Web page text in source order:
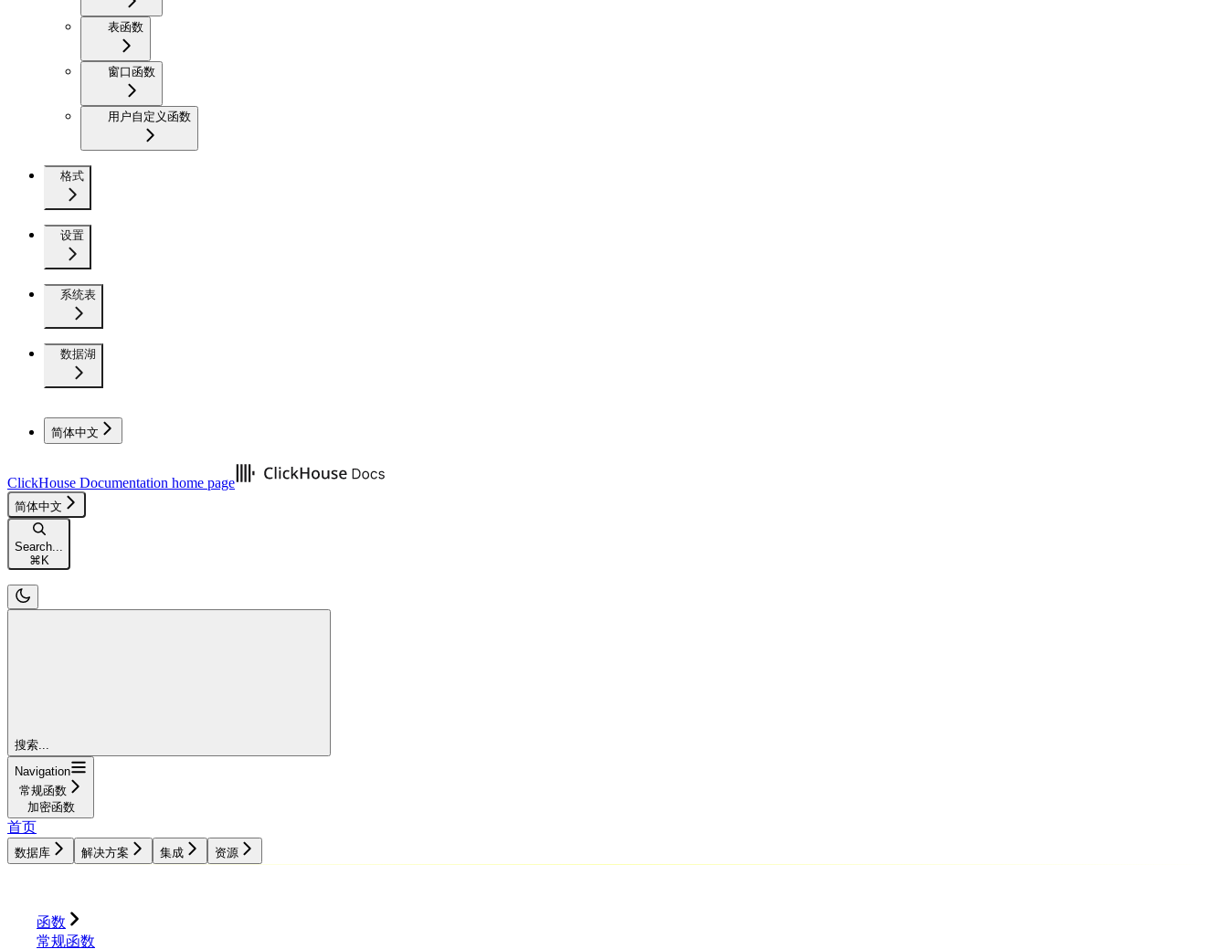
表函数
窗口函数
用户自定义函数
格式
设置
系统表
数据湖
简体中文
ClickHouse Documentation home page
简体中文
Search...
⌘K
搜索...
Navigation
常规函数
加密函数
首页
数据库 解决方案 集成 资源
函数
常规函数